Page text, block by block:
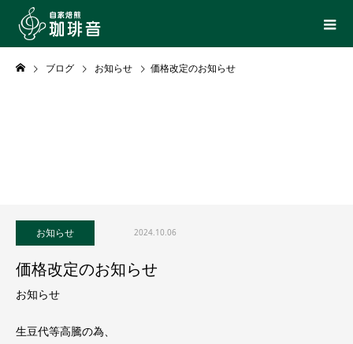
ブログ お知らせ 価格改定のお知らせ
お知らせ 2024.10.06
価格改定のお知らせ
お知らせ
生豆代等高騰の為、